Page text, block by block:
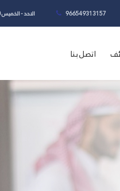
الاحد - الخميس 08.00 ص- 05.00م 966549313157
اتصل بنا